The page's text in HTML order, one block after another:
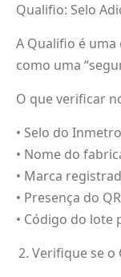
Qualifio: Selo
A Qualifio é
como uma
O que verificar
• Selo do Inmetro
• Nome do
• Marca
• Presença do
• Código do lote
Verifique se o